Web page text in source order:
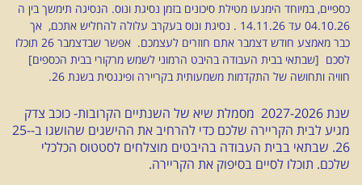
כספיים, במיוחד הימנעו מטילת סיכונים בזמן נסיגת ונוס. הנסיגה תימשך בין ה
04.10.26 עד 14.11.26 . נסיגת ונוס בעקרב עלולה להחליש אתכם, אך
כבר מאמצע חודש דצמבר אתם חוזרים לעצמכם. אפשר שבדצמבר 26 תוכלו
לסכם [שבתאי בבית העבודה בהיבט הרמוני לשמש מרקורי בבית הכספים]
חוויה ותחושה של התקדמות משמעותית בקריירה ופיננסית בשנת 26.
שנת 2027-2026 מסמלת שיא של השנתיים הקרובות- כוכב צדק
מגיע לבית הקריירה שלכם כדי להרחיב את ההישגים שהושגו ב-25-
26. שבתאי בבית העבודה בהיבטים מוצלחים לסטטוס הכלכלי
שלכם. תוכלו לסיים בסיפוק את הקריירה.